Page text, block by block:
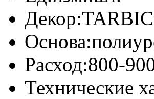
Декор:
Основа:
Расход:800-
Технические